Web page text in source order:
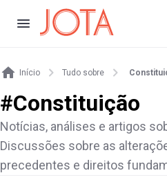
Início Tudo sobre
#Constituição
Notícias, análises e artigos
Discussões sobre as
precedentes e direitos